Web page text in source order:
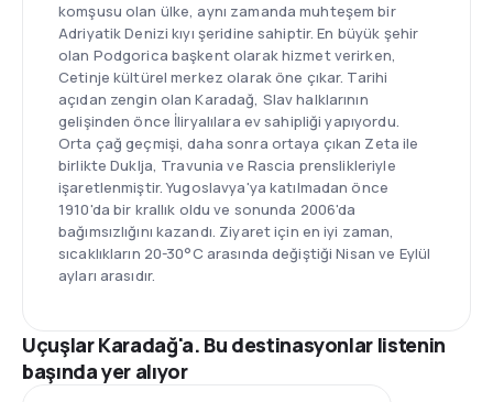
komşusu olan ülke, aynı zamanda muhteşem bir
Adriyatik Denizi kıyı şeridine sahiptir. En büyük şehir
olan Podgorica başkent olarak hizmet verirken,
Cetinje kültürel merkez olarak öne çıkar. Tarihi
açıdan zengin olan Karadağ, Slav halklarının
gelişinden önce İliryalılara ev sahipliği yapıyordu.
Orta çağ geçmişi, daha sonra ortaya çıkan Zeta ile
birlikte Duklja, Travunia ve Rascia prenslikleriyle
işaretlenmiştir. Yugoslavya'ya katılmadan önce
1910'da bir krallık oldu ve sonunda 2006'da
bağımsızlığını kazandı. Ziyaret için en iyi zaman,
sıcaklıkların 20-30°C arasında değiştiği Nisan ve Eylül
ayları arasıdır.
Uçuşlar Karadağ'a. Bu destinasyonlar listenin
başında yer alıyor